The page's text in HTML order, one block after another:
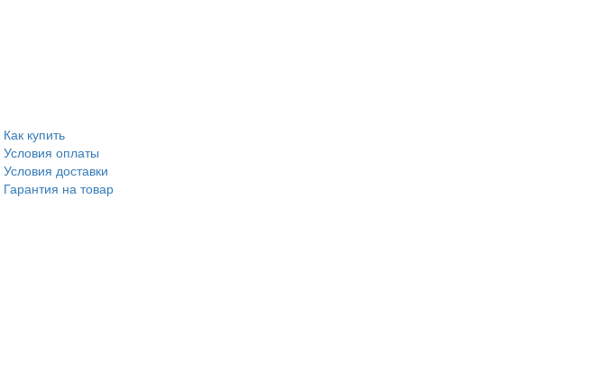
Как купить
Условия оплаты
Условия доставки
Гарантия на товар